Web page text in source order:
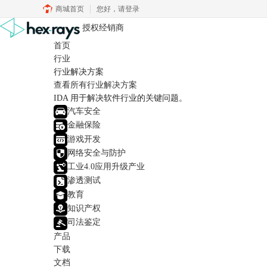
商城首页 您好， 请登录
授权经销商
首页
行业
行业解决方案
查看所有行业解决方案
IDA 用于解决软件行业的关键问题。
汽车安全
金融保险
游戏开发
网络安全与防护
工业4.0应用升级产业
渗透测试
教育
知识产权
司法鉴定
产品
下载
文档